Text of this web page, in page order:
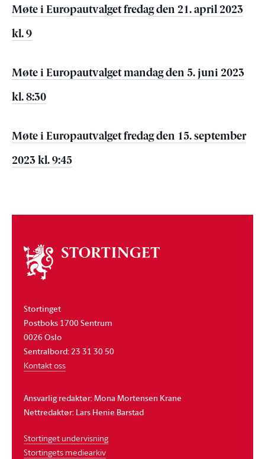
Møte i Europautvalget fredag den 21. april 2023
kl. 9
Møte i Europautvalget mandag den 5. juni 2023
kl. 8:30
Møte i Europautvalget fredag den 15. september
2023 kl. 9:45
Om
stortinget
Stortinget
Postboks 1700 Sentrum
0026 Oslo
Sentralbord: 23 31 30 50
Kontakt oss
Ansvarlig redaktør: Mona Mortensen Krane
Nettredaktør: Lars Henie Barstad
Stortinget undervisning
Stortingets mediearkiv